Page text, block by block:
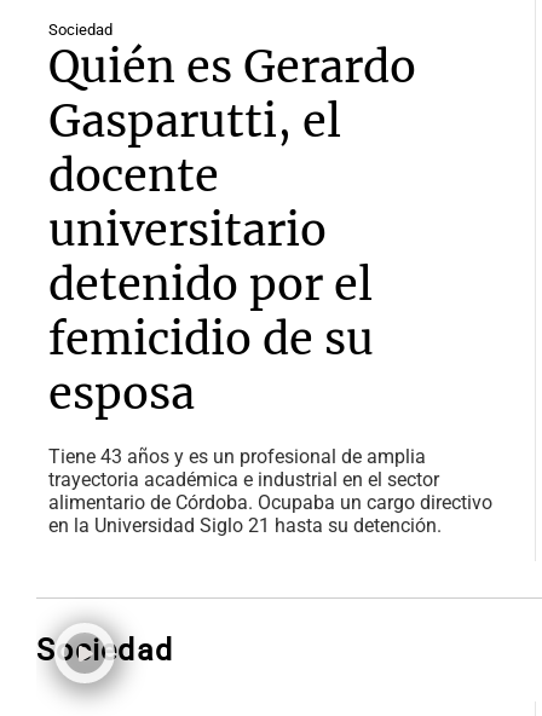
Sociedad
Quién es Gerardo
Gasparutti, el
docente
universitario
detenido por el
femicidio de su
esposa
Tiene 43 años y es un profesional de amplia
trayectoria académica e industrial en el sector
alimentario de Córdoba. Ocupaba un cargo directivo
en la Universidad Siglo 21 hasta su detención.
Sociedad